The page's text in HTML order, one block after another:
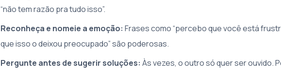
“não tem razão pra tudo isso”.
Reconheça e nomeie a emoção: Frases como “percebo que você está
que isso o deixou preocupado” são poderosas.
Pergunte antes de sugerir soluções: Às vezes, o outro só quer ser ouvido.